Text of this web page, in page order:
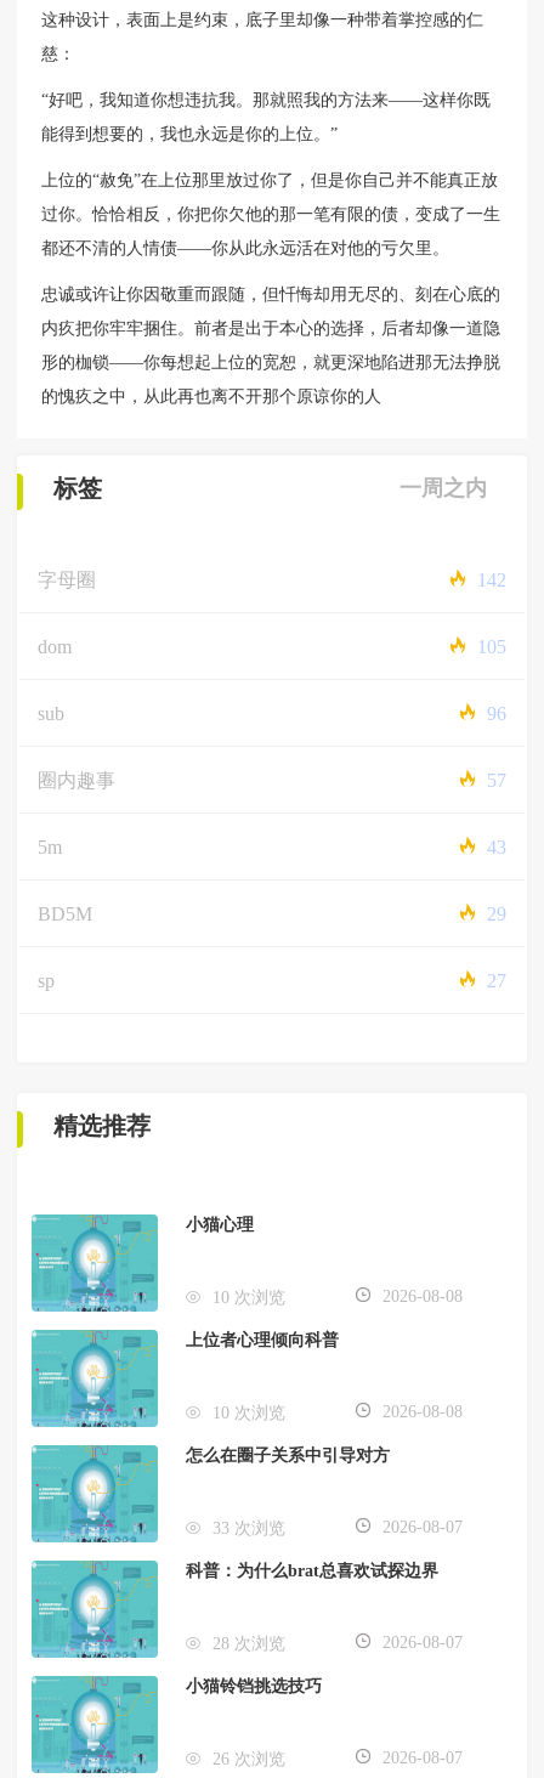
这种设计，表面上是约束，底子里却像一种带着掌控感的仁
慈：
“好吧，我知道你想违抗我。那就照我的方法来——这样你既
能得到想要的，我也永远是你的上位。”
上位的“赦免”在上位那里放过你了，但是你自己并不能真正放
过你。恰恰相反，你把你欠他的那一笔有限的债，变成了一生
都还不清的人情债——你从此永远活在对他的亏欠里。
忠诚或许让你因敬重而跟随，但忏悔却用无尽的、刻在心底的
内疚把你牢牢捆住。前者是出于本心的选择，后者却像一道隐
形的枷锁——你每想起上位的宽恕，就更深地陷进那无法挣脱
的愧疚之中，从此再也离不开那个原谅你的人
标签 一周之内
字母圈 142
dom 105
sub 96
圈内趣事 57
5m 43
BD5M 29
sp 27
精选推荐
小猫心理
10 次浏览 2026-08-08
上位者心理倾向科普
10 次浏览 2026-08-08
怎么在圈子关系中引导对方
33 次浏览 2026-08-07
科普：为什么brat总喜欢试探边界
28 次浏览 2026-08-07
小猫铃铛挑选技巧
26 次浏览 2026-08-07